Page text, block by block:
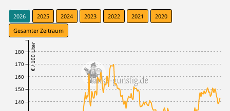
2026 2025 2024 2023 2022 2021
2020
Gesamter Zeitraum
€ / 100 Liter
140
150
160
170
180